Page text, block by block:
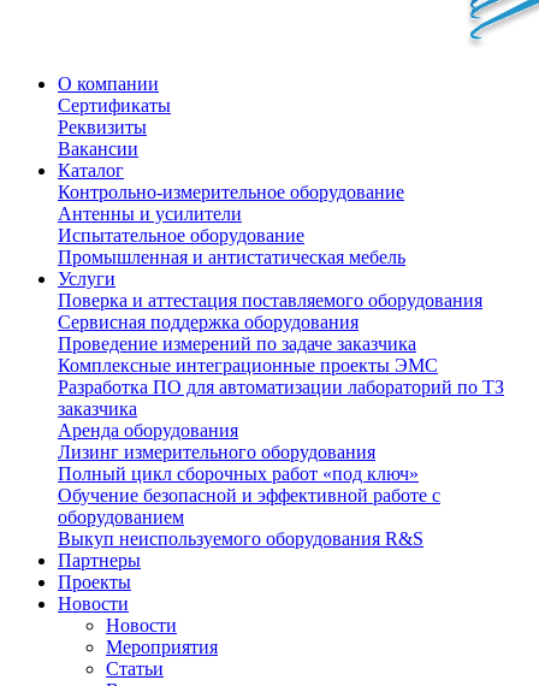
О компании
Сертификаты
Реквизиты
Вакансии
Каталог
Контрольно-измерительное оборудование
Антенны и усилители
Испытательное оборудование
Промышленная и антистатическая мебель
Услуги
Поверка и аттестация поставляемого оборудования
Сервисная поддержка оборудования
Проведение измерений по задаче заказчика
Комплексные интеграционные проекты ЭМС
Разработка ПО для автоматизации лабораторий по ТЗ
заказчика
Аренда оборудования
Лизинг измерительного оборудования
Полный цикл сборочных работ «под ключ»
Обучение безопасной и эффективной работе с
оборудованием
Выкуп неиспользуемого оборудования R&S
Партнеры
Проекты
Новости
Новости
Мероприятия
Статьи